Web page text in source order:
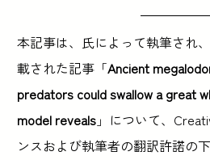
本記事は、氏によって執筆され
載された記事「Ancient
predators could swallow a great
model reveals 」について、
ンスおよび執筆者の翻訳許諾の